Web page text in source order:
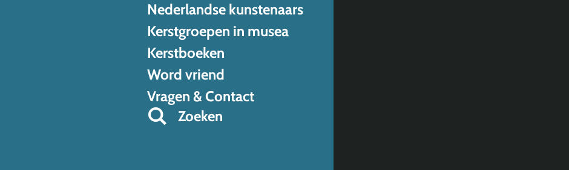
Nederlandse kunstenaars
Kerstgroepen in musea
Kerstboeken
Word vriend
Vragen & Contact
Zoeken